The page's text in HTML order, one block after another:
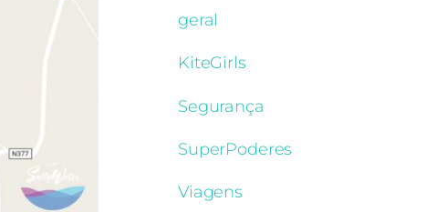
geral
KiteGirls
Segurança
SuperPoderes
Viagens